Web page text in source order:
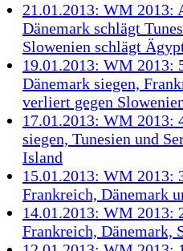
21.01.2013: WM 2013:
Dänemark schlägt
Slowenien schlägt
19.01.2013: WM 2013:
Dänemark siegen,
verliert gegen
17.01.2013: WM 2013:
siegen, Tunesien und
Island
15.01.2013: WM 2013:
Frankreich, Dänemark
14.01.2013: WM 2013:
Frankreich, Dänemark,